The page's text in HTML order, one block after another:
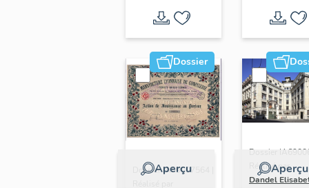
Dossier
Aperçu
Dossier IA69007564 |
Aperçu
Dossier
Réalisé par
Dandel